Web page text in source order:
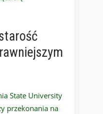
State University
przekonania na